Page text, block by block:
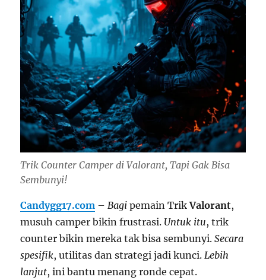
Trik Counter Camper di Valorant, Tapi Gak Bisa
Sembunyi!
Candygg17.com – Bagi pemain TrikValorant,
musuh camper bikin frustrasi. Untuk itu, trik
counter bikin mereka tak bisa sembunyi.Secara
spesifik, utilitas dan strategi jadi kunci. Lebih
lanjut, ini bantu menang ronde cepat.